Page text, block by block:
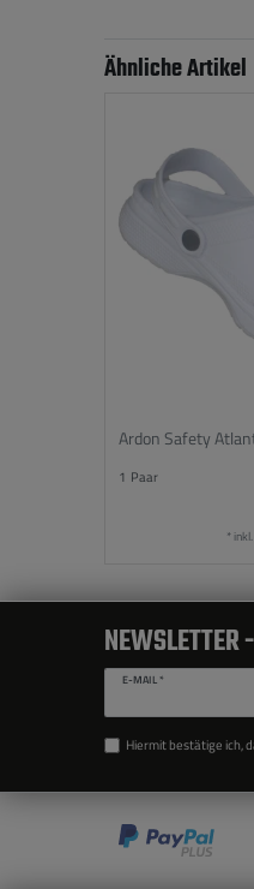
Ähnliche Artikel
Ardon Safety
1 Paar
*
E-MAIL *
Hiermit bestätige ich,